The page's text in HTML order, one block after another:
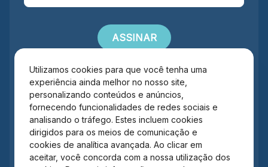
Utilizamos cookies para que você tenha uma
experiência ainda melhor no nosso site,
personalizando conteúdos e anúncios,
fornecendo funcionalidades de redes sociais e
analisando o tráfego. Estes incluem cookies
dirigidos para os meios de comunicação e
cookies de analítica avançada. Ao clicar em
aceitar, você concorda com a nossa utilização dos
Ao se cadastrar você confirma em receber informações
exclusivas e personalizadas. Mais informações em
Privacidade.*